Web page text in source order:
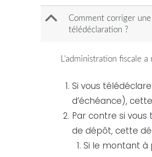
B
Comment corriger
télédéclaration ?
L’administration fiscale
Si vous
d’échéance),
Par contre si
de dépôt, cette
Si le montant